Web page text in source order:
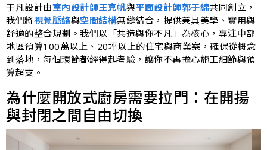
于凡設計由室內設計師王克帆與平面設計師郭于綿共同創立，
我們將視覺脈絡與空間結構無縫結合，提供兼具美學、實用與
舒適的整合規劃。我們以「共造與你不凡」為核心，專注中部
地區預算100萬以上、20坪以上的住宅與商業案，確保從概念
到落地，每個環節都經得起考驗，讓你不再擔心施工細節與預
算超支。
為什麼開放式廚房需要拉門：在開揚
與封閉之間自由切換